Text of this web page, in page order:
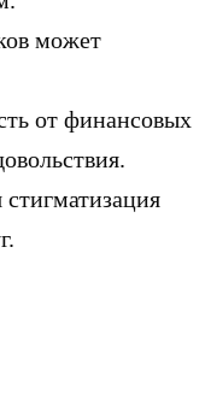
может
от финансовых